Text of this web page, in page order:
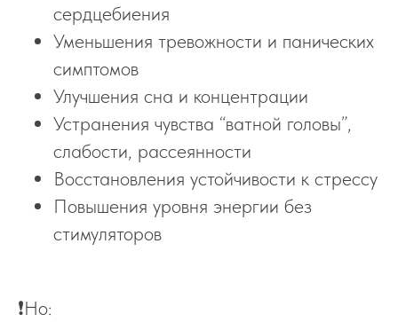
сердцебиения
Уменьшения тревожности и панических
симптомов
Улучшения сна и концентрации
Устранения чувства “ватной головы”,
слабости, рассеянности
Восстановления устойчивости к стрессу
Повышения уровня энергии без
стимуляторов
❗Но: